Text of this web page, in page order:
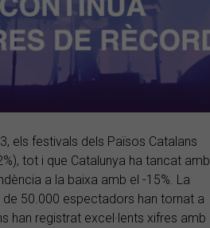
els festivals dels Països Catalans
tot i que Catalunya ha tancat amb
a la baixa amb el -15%. La
50.000 espectadors han tornat a
han registrat excel·lents xifres amb